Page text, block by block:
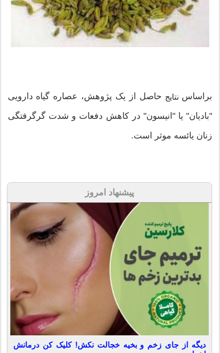
براساس نتایج حاصل از یک پژوهش، عصاره گیاه دارویی
"بادیان" یا "انیسون" در کاهش دفعات و شدت گرگرفتگی
زنان یائسه موثر است.
پیشنهاد امروز
دیگه از جای زخم و بخیه خجالت نکش! کلیک کن درمانش